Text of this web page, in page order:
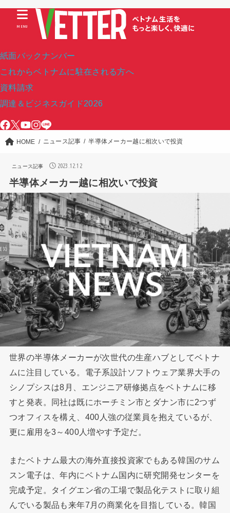
紙面バックナンバー
これからベトナムに駐在される方へ
資料請求
調達＆ビジネスガイド2026
MENU
HOME ニュース記事 半導体メーカー越に相次いで投資
ニュース記事 2023.12.12
半導体メーカー越に相次いで投資
世界の半導体メーカーが次世代の生産ハブとしてベトナ
ムに注目している。電子系設計ソフトウェア業界大手の
シノプシスは8月、エンジニア研修拠点をベトナムに移
すと発表。同社は既にホーチミン市とダナン市に2つず
つオフィスを構え、400人強の従業員を抱えているが、
更に雇用を3～400人増やす予定だ。
またベトナム最大の海外直接投資家でもある韓国のサム
スン電子は、年内にベトナム国内に研究開発センターを
完成予定。タイグエン省の工場で製品化テストに取り組
んでいる製品も来年7月の商業化を目指している。韓国